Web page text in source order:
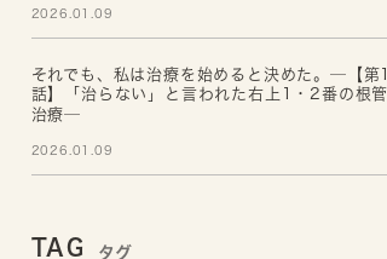
2026.01.09
それでも、私は治療を始めると決めた。─【第1
話】「治らない」と言われた右上1・2番の根管
治療─
2026.01.09
TAG タグ